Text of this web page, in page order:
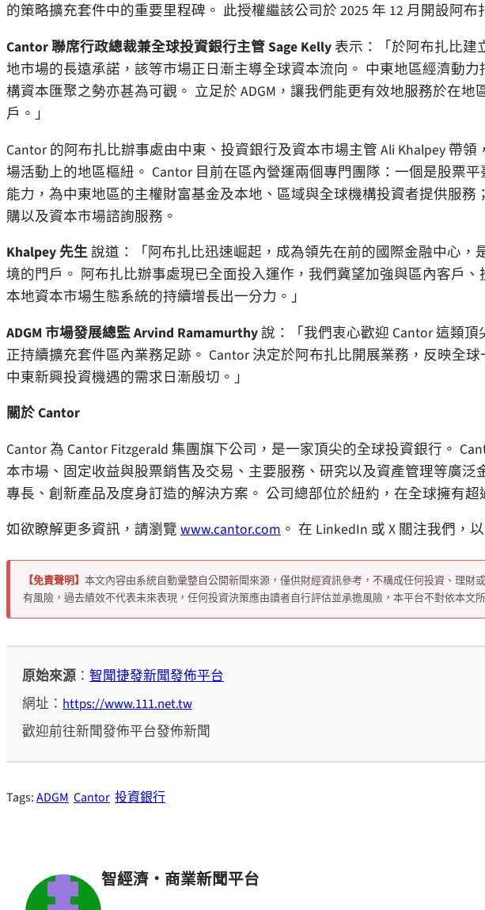
的策略擴充套件中的重要里程碑。 此授權繼該公司於 2025 年 12 月開設阿布
Cantor 聯席行政總裁兼全球投資銀行主管 Sage Kelly 表示：「於阿布扎比建
地市場的長遠承諾，該等市場正日漸主導全球資本流向。 中東地區經濟動
構資本匯聚之勢亦甚為可觀。 立足於 ADGM，讓我們能更有效地服務於在
戶。」
Cantor 的阿布扎比辦事處由中東、投資銀行及資本市場主管 Ali Khalpey 帶
場活動上的地區樞紐。 Cantor 目前在區內營運兩個專門團隊：一個是股票
能力，為中東地區的主權財富基金及本地、區域與全球機構投資者提供服務
購以及資本市場諮詢服務。
Khalpey 先生說道：「阿布扎比迅速崛起，成為領先在前的國際金融中心，
境的門戶。 阿布扎比辦事處現已全面投入運作，我們冀望加強與區內客戶
本地資本市場生態系統的持續增長出一分力。」
ADGM 市場發展總監 Arvind Ramamurthy說：「我們衷心歡迎 Cantor 這類頂
正持續擴充套件區內業務足跡。 Cantor 決定於阿布扎比開展業務，反映全
中東新興投資機遇的需求日漸殷切。」
關於 Cantor
Cantor 為 Cantor Fitzgerald 集團旗下公司，是一家頂尖的全球投資銀行。
本市場、固定收益與股票銷售及交易、主要服務、研究以及資產管理等廣泛
專長、創新產品及度身訂造的解決方案。 公司總部位於紐約，在全球擁有超
如欲瞭解更多資訊，請瀏覽 www.cantor.com 。 在 LinkedIn 或 X 關注我們，
【免責聲明】 本文內容由系統自動彙整自公開新聞來源，僅供財經資訊參考，不構成任何投資、理財
有風險，過去績效不代表未來表現，任何投資決策應由讀者自行評估並承擔風險，本平台不對依本文
原始來源 ：智聞捷發新聞發佈平台
網址：https://www.111.net.tw
歡迎前往新聞發佈平台發佈新聞
Tags:ADGM Cantor 投資銀行
智經濟・商業新聞平台